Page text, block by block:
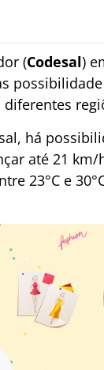
(Codesal)
há
até 21
23°C e